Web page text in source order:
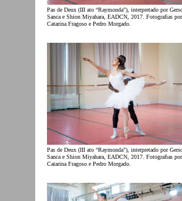
Pas de Deux (III ato “Raymonda"), interpretado por
Sanca e Shion Miyahara, EADCN, 2017. Fotografias
Catarina Fragoso e Pedro Morgado.
Pas de Deux (III ato “Raymonda"), interpretado por
Sanca e Shion Miyahara, EADCN, 2017. Fotografias
Catarina Fragoso e Pedro Morgado.